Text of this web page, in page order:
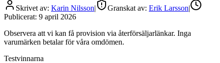
Skrivet av: Karin Nilsson| Granskat av: Erik Larsson|
Publicerat: 9 april 2026
Observera att vi kan få provision via återförsäljarlänkar. Inga
varumärken betalar för våra omdömen.
Testvinnarna